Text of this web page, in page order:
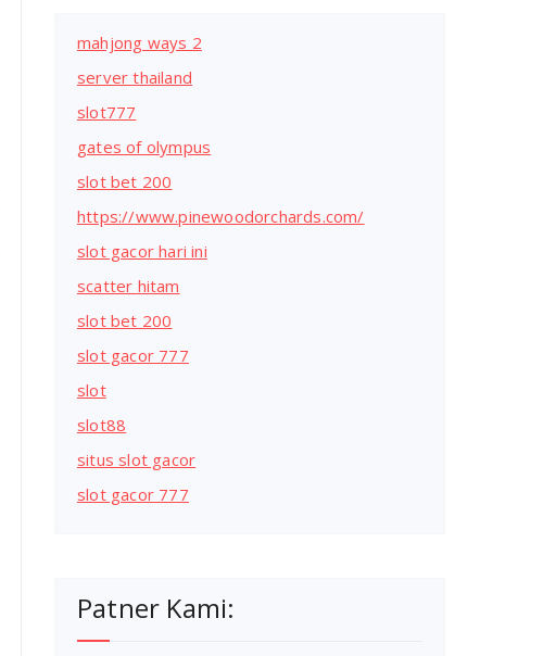
mahjong ways 2
server thailand
slot777
gates of olympus
slot bet 200
https://www.pinewoodorchards.com/
slot gacor hari ini
scatter hitam
slot bet 200
slot gacor 777
slot
slot88
situs slot gacor
slot gacor 777
Patner Kami: